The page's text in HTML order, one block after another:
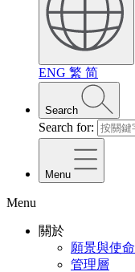
ENG 繁 简
Search
Search for:
Menu
Menu
關於
願景與使命
管理層